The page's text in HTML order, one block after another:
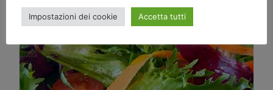
Impostazioni dei cookie Accetta tutti